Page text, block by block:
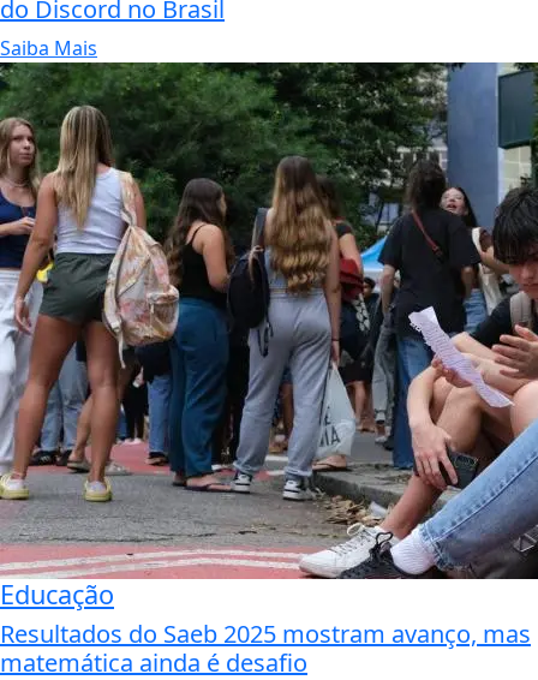
do Discord no Brasil
Saiba Mais
Educação
Resultados do Saeb 2025 mostram avanço, mas
matemática ainda é desafio